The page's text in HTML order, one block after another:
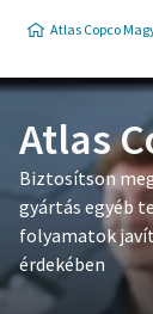
Atlas Copco
Atlas
Biztosítson
gyártás egyéb
folyamatok
érdekében